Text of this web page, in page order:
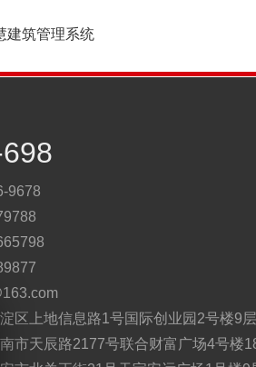
建筑管理系统
9678
区上地信息路1号国际创业园2号楼9层
市天辰路2177号联合财富广场4号楼